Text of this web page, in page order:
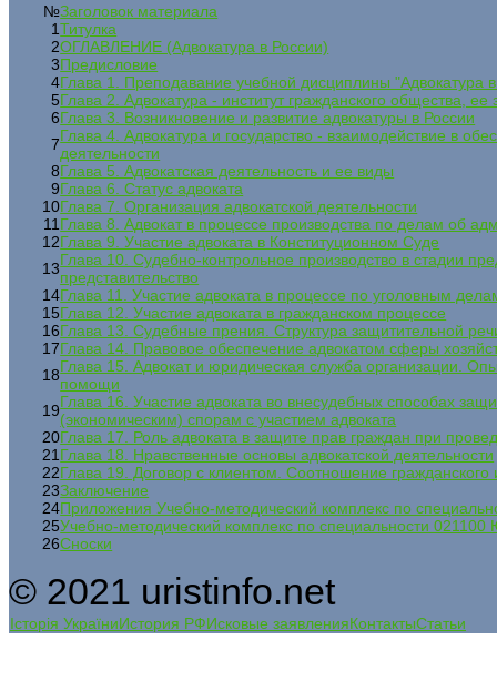
№Заголовок материала
1Титулка
2ОГЛАВЛЕНИЕ (Адвокатура в России)
3Предисловие
4Глава 1. Преподавание учебной дисциплины
5Глава 2. Адвокатура - институт гражданского общества, ее
6Глава 3. Возникновение и развитие адвокатуры в России
7Глава 4. Адвокатура и государство - взаимодействие в
деятельности
8Глава 5. Адвокатская деятельность и ее виды
9Глава 6. Статус адвоката
10Глава 7. Организация адвокатской деятельности
11 Глава 8. Адвокат в процессе производства по делам об
12Глава 9. Участие адвоката в Конституционном Суде
13Глава 10. Судебно-контрольное производство в стадии
представительство
14Глава 11. Участие адвоката в процессе по уголовным
15Глава 12. Участие адвоката в гражданском процессе
16Глава 13. Судебные прения. Структура защитительной
17Глава 14. Правовое обеспечение адвокатом сферы
18Глава 15. Адвокат и юридическая служба организации.
помощи
19Глава 16. Участие адвоката во внесудебных способах
(экономическим) спорам с участием адвоката
20Глава 17. Роль адвоката в защите прав граждан при
21 Глава 18. Нравственные основы адвокатской деятельности
22Глава 19. Договор с клиентом. Соотношение гражданского
23Заключение
24Приложения Учебно-методический комплекс по
25Учебно-методический комплекс по специальности
26Сноски
© 2021 uristinfo.net
Історія УкраїниИстория РФИсковые заявленияКонтактыСтатьи